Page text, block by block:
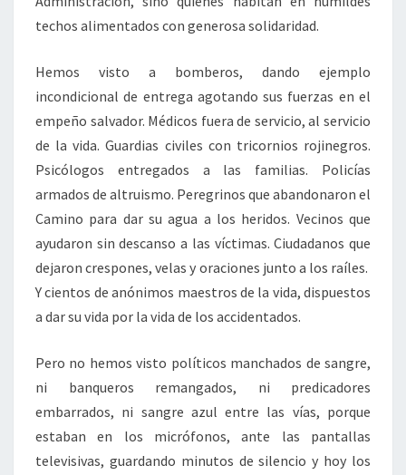
techos alimentados con generosa solidaridad.
Hemos visto a bomberos, dando ejemplo
incondicional de entrega agotando sus fuerzas en el
empeño salvador. Médicos fuera de servicio, al servicio
de la vida. Guardias civiles con tricornios rojinegros.
Psicólogos entregados a las familias. Policías
armados de altruismo. Peregrinos que abandonaron el
Camino para dar su agua a los heridos. Vecinos que
ayudaron sin descanso a las víctimas. Ciudadanos que
dejaron crespones, velas y oraciones junto a los raíles.
Y cientos de anónimos maestros de la vida, dispuestos
a dar su vida por la vida de los accidentados.
Pero no hemos visto políticos manchados de sangre,
ni banqueros remangados, ni predicadores
embarrados, ni sangre azul entre las vías, porque
estaban en los micrófonos, ante las pantallas
televisivas, guardando minutos de silencio y hoy los